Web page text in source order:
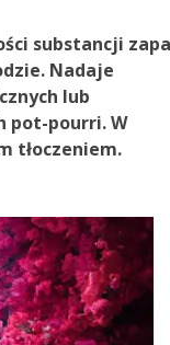
substancji
Nadaje
lub
pot-pourri.W
tłoczeniem.